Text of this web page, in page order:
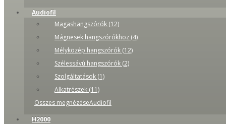
Audiofil
Magashangszórók (12)
Mágnesek hangszórókhoz (4)
Mélyközép hangszórók (12)
Szélessávú hangszórók (2)
Szolgáltatások (1)
Alkatrészek (11)
Összes megnézéseAudiofil
H2000